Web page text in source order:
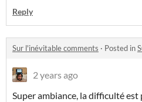
Reply
Sur l'inévitable comments · Posted in
2 years ago
Super ambiance, la difficulté